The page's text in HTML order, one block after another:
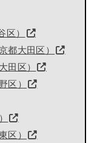
）
都大田区）
田区）
区）
区）